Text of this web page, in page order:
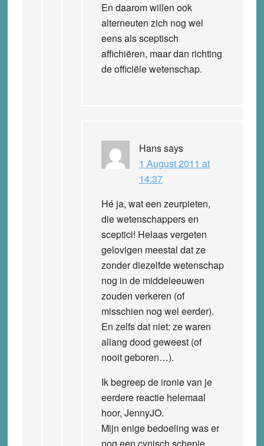
En daarom willen ook
alterneuten zich nog wel
eens als sceptisch
affichiëren, maar dan richting
de officiële wetenschap.
Hanssays
1 August 2011 at
14:37
Hé ja, wat een zeurpieten,
die wetenschappers en
sceptici! Helaas vergeten
gelovigen meestal dat ze
zonder diezelfde wetenschap
nog in de middeleeuwen
zouden verkeren (of
misschien nog wel eerder).
En zelfs dat niet: ze waren
allang dood geweest (of
nooit geboren…).
Ik begreep de ironie van je
eerdere reactie helemaal
hoor, JennyJO.
Mijn enige bedoeling was er
nog een cynisch schepje